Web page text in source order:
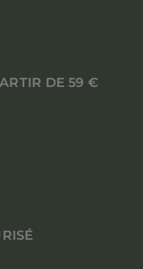
DE 59 €